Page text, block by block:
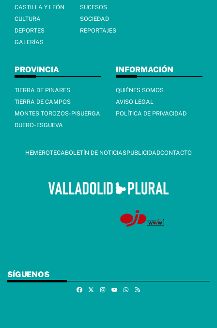
CASTILLA Y LEÓN
SUCESOS
CULTURA
SOCIEDAD
DEPORTES
REPORTAJES
GALERÍAS
PROVINCIA
TIERRA DE PINARES
TIERRA DE CAMPOS
MONTES TOROZOS-PISUERGA
DUERO-ESGUEVA
INFORMACIÓN
QUIÉNES SOMOS
AVISO LEGAL
POLÍTICA DE PRIVACIDAD
HEMEROTECABOLETÍN DE NOTICIASPUBLICIDADCONTACTO
SÍGUENOS
FacebookInstagramWhatsapp